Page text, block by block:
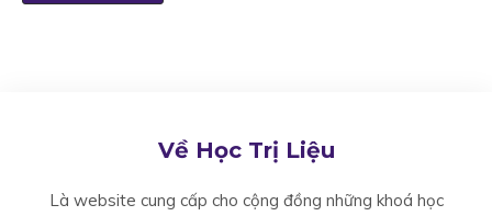
Về Học Trị Liệu
Là website cung cấp cho cộng đồng những khoá học